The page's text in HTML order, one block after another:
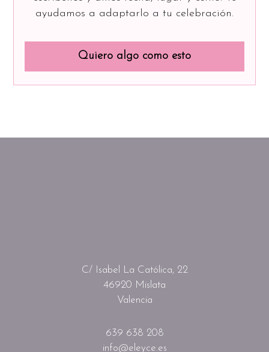
ayudamos a adaptarlo a tu celebración.
Quiero algo como esto
C/ Isabel La Católica, 22
46920 Mislata
Valencia
639 638 208
info@eleyce.es